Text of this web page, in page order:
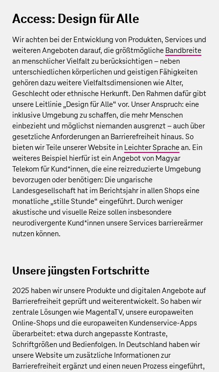
Access: Design für Alle
Wir achten bei der Entwicklung von Produkten, Services und
weiteren Angeboten darauf, die größtmögliche Bandbreite
an menschlicher Vielfalt zu berücksichtigen – neben
unterschiedlichen körperlichen und geistigen Fähigkeiten
gehören dazu weitere Vielfaltsdimensionen wie Alter,
Geschlecht oder ethnische Herkunft. Den Rahmen dafür gibt
unsere Leitlinie „Design für Alle“ vor. Unser Anspruch: eine
inklusive Umgebung zu schaffen, die mehr Menschen
einbezieht und möglichst niemanden ausgrenzt – auch über
gesetzliche Anforderungen an Barrierefreiheit hinaus. So
bieten wir Teile unserer Website in Leichter Sprachean. Ein
weiteres Beispiel hierfür ist ein Angebot von Magyar
Telekom für Kund*innen, die eine reizreduzierte Umgebung
bevorzugen oder benötigen: Die ungarische
Landesgesellschaft hat im Berichtsjahr in allen Shops eine
monatliche „stille Stunde“ eingeführt. Durch weniger
akustische und visuelle Reize sollen insbesondere
neurodivergente Kund*innen unsere Services barriereärmer
nutzen können.
Unsere jüngsten Fortschritte
2025 haben wir unsere Produkte und digitalen Angebote auf
Barrierefreiheit geprüft und weiterentwickelt. So haben wir
zentrale Lösungen wie MagentaTV, unsere europaweiten
Online-Shops und die europaweiten Kundenservice-Apps
überarbeitet: etwa durch angepasste Kontraste,
Schriftgrößen und Bedienfolgen. In Deutschland haben wir
unsere Website um zusätzliche Informationen zur
Barrierefreiheit ergänzt und einen neuen Prozess eingeführt,